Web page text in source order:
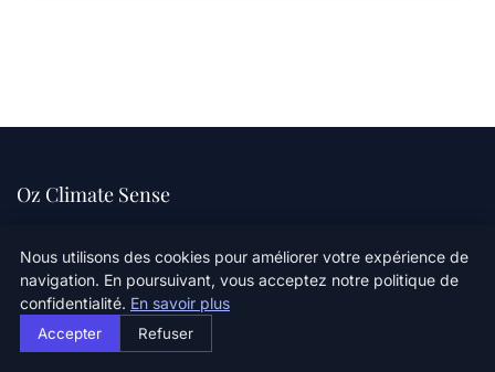
Oz Climate Sense
Catégories
Catégorie
Nous utilisons des cookies pour améliorer votre expérience de
navigation. En poursuivant, vous acceptez notre politique de
confidentialité. En savoir plus
Accepter Refuser